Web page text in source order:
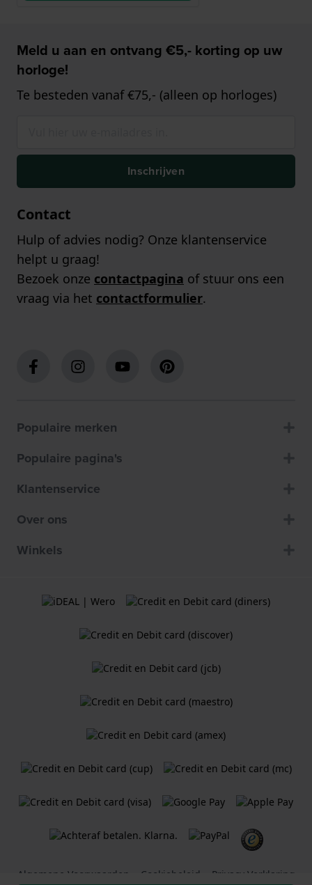
Meld u aan en ontvang €5,- korting op uw
horloge!
Te besteden vanaf €75,- (alleen op horloges)
Inschrijven
Contact
Hulp of advies nodig? Onze klantenservice
helpt u graag!
Bezoek onze contactpagina of stuur ons een
vraag via het contactformulier.
Populaire merken
Populaire pagina's
Klantenservice
Over ons
Winkels
Algemene Voorwaarden Cookiebeleid Privacy Verklaring